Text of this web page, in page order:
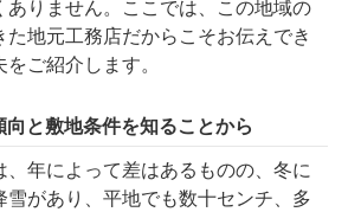
ありません。ここでは、この地域の
地元工務店だからこそお伝えでき
ご紹介します。
向と敷地条件を知ることから
、年によって差はあるものの、冬に
雪があり、平地でも数十センチ、多